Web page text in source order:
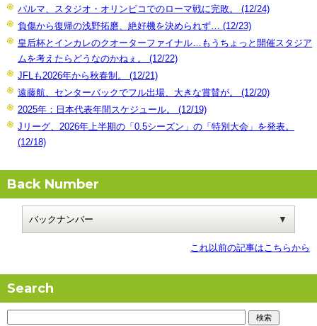
パルマ、スタジオ・オリンピコでのローマ戦に完敗。 (12/24)
負傷から復帰の浅野拓磨、絶好機を決められず… (12/23)
皇后杯とインカレのクオーターファイナル…もうちょっと開催スタジア
ムを考えたらどうなのかねぇ。 (12/22)
JFLも2026年から秋春制。 (12/21)
遠藤航、センターバックでフル出場、大きな賞賛が。 (12/20)
2025年：日本代表年間スケジュール。 (12/19)
Jリーグ、2026年上半期の「0.5シーズン」の「特別大会」を発表。
(12/18)
Back Number
これ以前の記事はこちらから
Search